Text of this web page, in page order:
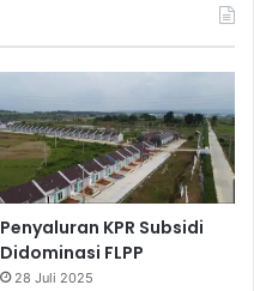
Penyaluran KPR Subsidi
Didominasi FLPP
28 Juli 2025